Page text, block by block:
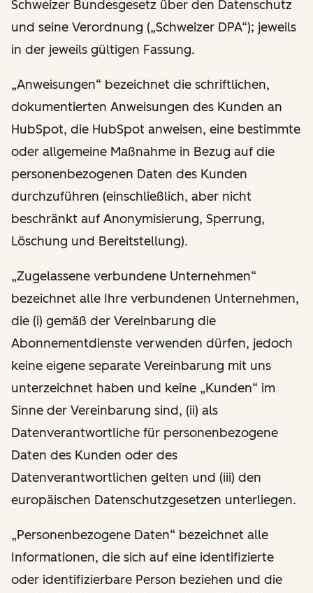
Schweizer Bundesgesetz über den Datenschutz
und seine Verordnung („Schweizer DPA“); jeweils
in der jeweils gültigen Fassung.
„Anweisungen“ bezeichnet die schriftlichen,
dokumentierten Anweisungen des Kunden an
HubSpot, die HubSpot anweisen, eine bestimmte
oder allgemeine Maßnahme in Bezug auf die
personenbezogenen Daten des Kunden
durchzuführen (einschließlich, aber nicht
beschränkt auf Anonymisierung, Sperrung,
Löschung und Bereitstellung).
„Zugelassene verbundene Unternehmen“
bezeichnet alle Ihre verbundenen Unternehmen,
die (i) gemäß der Vereinbarung die
Abonnementdienste verwenden dürfen, jedoch
keine eigene separate Vereinbarung mit uns
unterzeichnet haben und keine „Kunden“ im
Sinne der Vereinbarung sind, (ii) als
Datenverantwortliche für personenbezogene
Daten des Kunden oder des
Datenverantwortlichen gelten und (iii) den
europäischen Datenschutzgesetzen unterliegen.
„Personenbezogene Daten“ bezeichnet alle
Informationen, die sich auf eine identifizierte
oder identifizierbare Person beziehen und die